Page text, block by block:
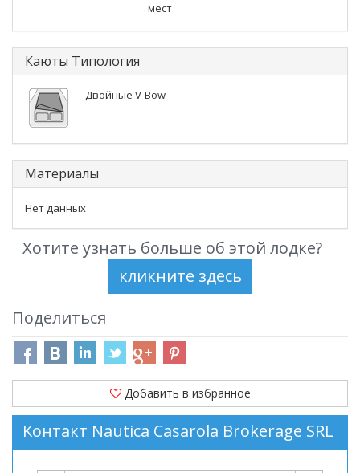
мест
Каюты Типология
Двойные V-Bow
Материалы
Нет данных
Хотите узнать больше об этой лодке?
Поделиться
Добавить в избранное
Kонтакт Nautica Casarola Brokerage SRL